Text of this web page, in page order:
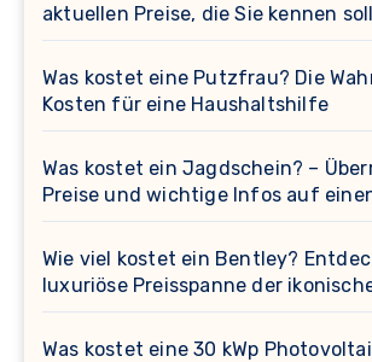
aktuellen Preise, die Sie kennen
Was kostet eine Putzfrau? Die
Kosten für eine Haushaltshilfe
Was kostet ein Jagdschein? –
Preise und wichtige Infos auf
Wie viel kostet ein Bentley?
luxuriöse Preisspanne der
Was kostet eine 30 kWp